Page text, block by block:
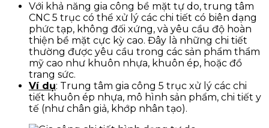
Với khả năng gia công bề mặt tự do, trung tâm
CNC 5 trục có thể xử lý các chi tiết có biên dạng
phức tạp, không đối xứng, và yêu cầu độ hoàn
thiện bề mặt cực kỳ cao. Đây là những chi tiết
thường được yêu cầu trong các sản phẩm thẩm
mỹ cao như khuôn nhựa, khuôn ép, hoặc đồ
trang sức.
Ví dụ: Trung tâm gia công 5 trục xử lý các chi
tiết khuôn ép nhựa, mô hình sản phẩm, chi tiết y
tế (như chân giả, khớp nhân tạo).